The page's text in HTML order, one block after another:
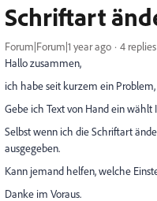
Schriftart
Forum|Forum|1 year ago 4 replies
Hallo zusammen,
ich habe seit kurzem ein
Gebe ich Text von Hand ein
Selbst wenn ich die Schriftart
ausgegeben.
Kann jemand helfen, welche
Danke im Voraus.